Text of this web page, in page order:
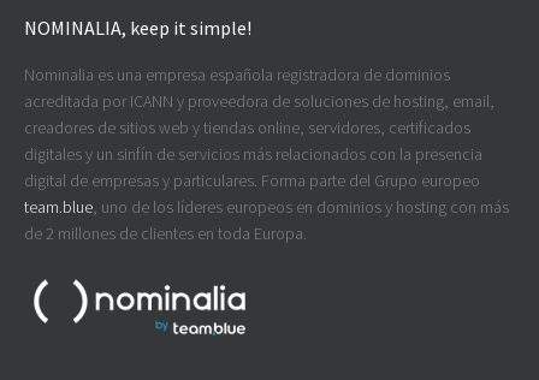
NOMINALIA, keep it simple!
Nominalia es una empresa española registradora de dominios
acreditada por ICANN y proveedora de soluciones de hosting, email,
creadores de sitios web y tiendas online, servidores, certificados
digitales y un sinfín de servicios más relacionados con la presencia
digital de empresas y particulares. Forma parte del Grupo europeo
team.blue, uno de los líderes europeos en dominios y hosting con más
de 2 millones de clientes en toda Europa.